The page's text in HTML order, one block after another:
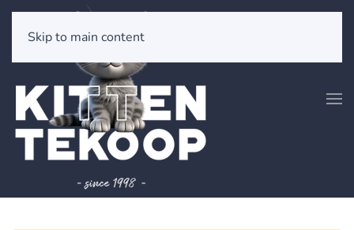
Skip to main content